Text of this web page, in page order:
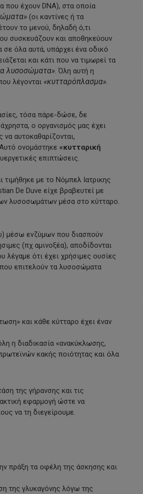
που έχουν DNA), στα οποία
(οι καντίνες ή τα
το μενού, δηλαδή ό,τι
συσκευάζουν και αποθηκεύουν
όλα αυτά, υπάρχει ένα οδικό
και κάτι που να τιμωρεί τα
λυσοσώματα». Όλη αυτή η
λέγονται «κυτταρόπλασμα».
τόσα πάρε-δώσε, δε
ο οργανισμός μας έχει
αυτοκαθαρίζονται,
ονομάστηκε «κυτταρική
επιπτώσεις.
τιμήθηκε με το Νόμπελ Ιατρικης
De Duve είχε βραβευτεί με
λυσοσωμάτων μέσα στο κύτταρο.
μέσω ενζύμων που διασπούν
(πχ αμινοξέα), αποδίδονται
λέγαμε ότι έχει χρήσιμες ουσίες
επιτελούν τα λυσοσώματα
και κάθε κύτταρο έχει έναν
η διαδικασία «ανακύκλωσης,
κακής ποιότητας και όλα
της γήρανσης και τις
εφαρμογή ώστε να
να τη διεγείρουμε.
πράξη τα οφέλη της άσκησης και
της γλυκαγόνης λόγω της